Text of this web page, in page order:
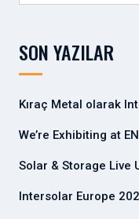
a
:
SON YAZILAR
Kıraç Metal olarak
We’re Exhibiting at
Solar & Storage Live
Intersolar Europe